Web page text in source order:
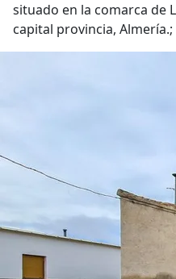
situado en la comarca de
capital provincia, Almería.;